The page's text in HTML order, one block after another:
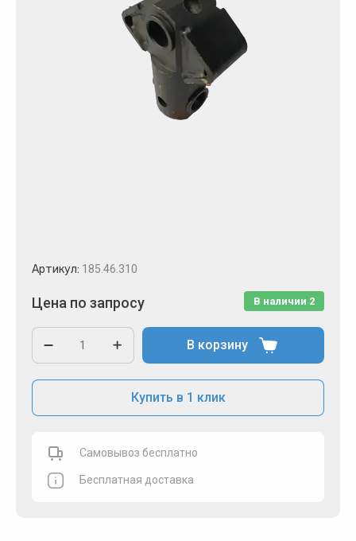
Артикул: 185.46.310
В наличии 2
Цена по запросу
В корзину
Купить в 1 клик
Самовывоз бесплатно
Бесплатная доставка